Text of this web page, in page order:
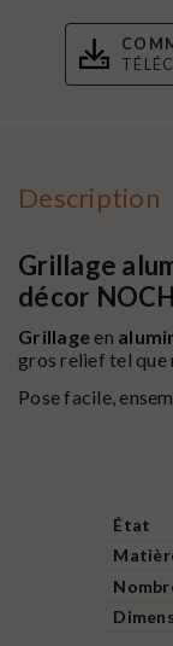
Description
Grillage
décor NOCH
Grillage en
gros relief tel que
Pose facile,
État